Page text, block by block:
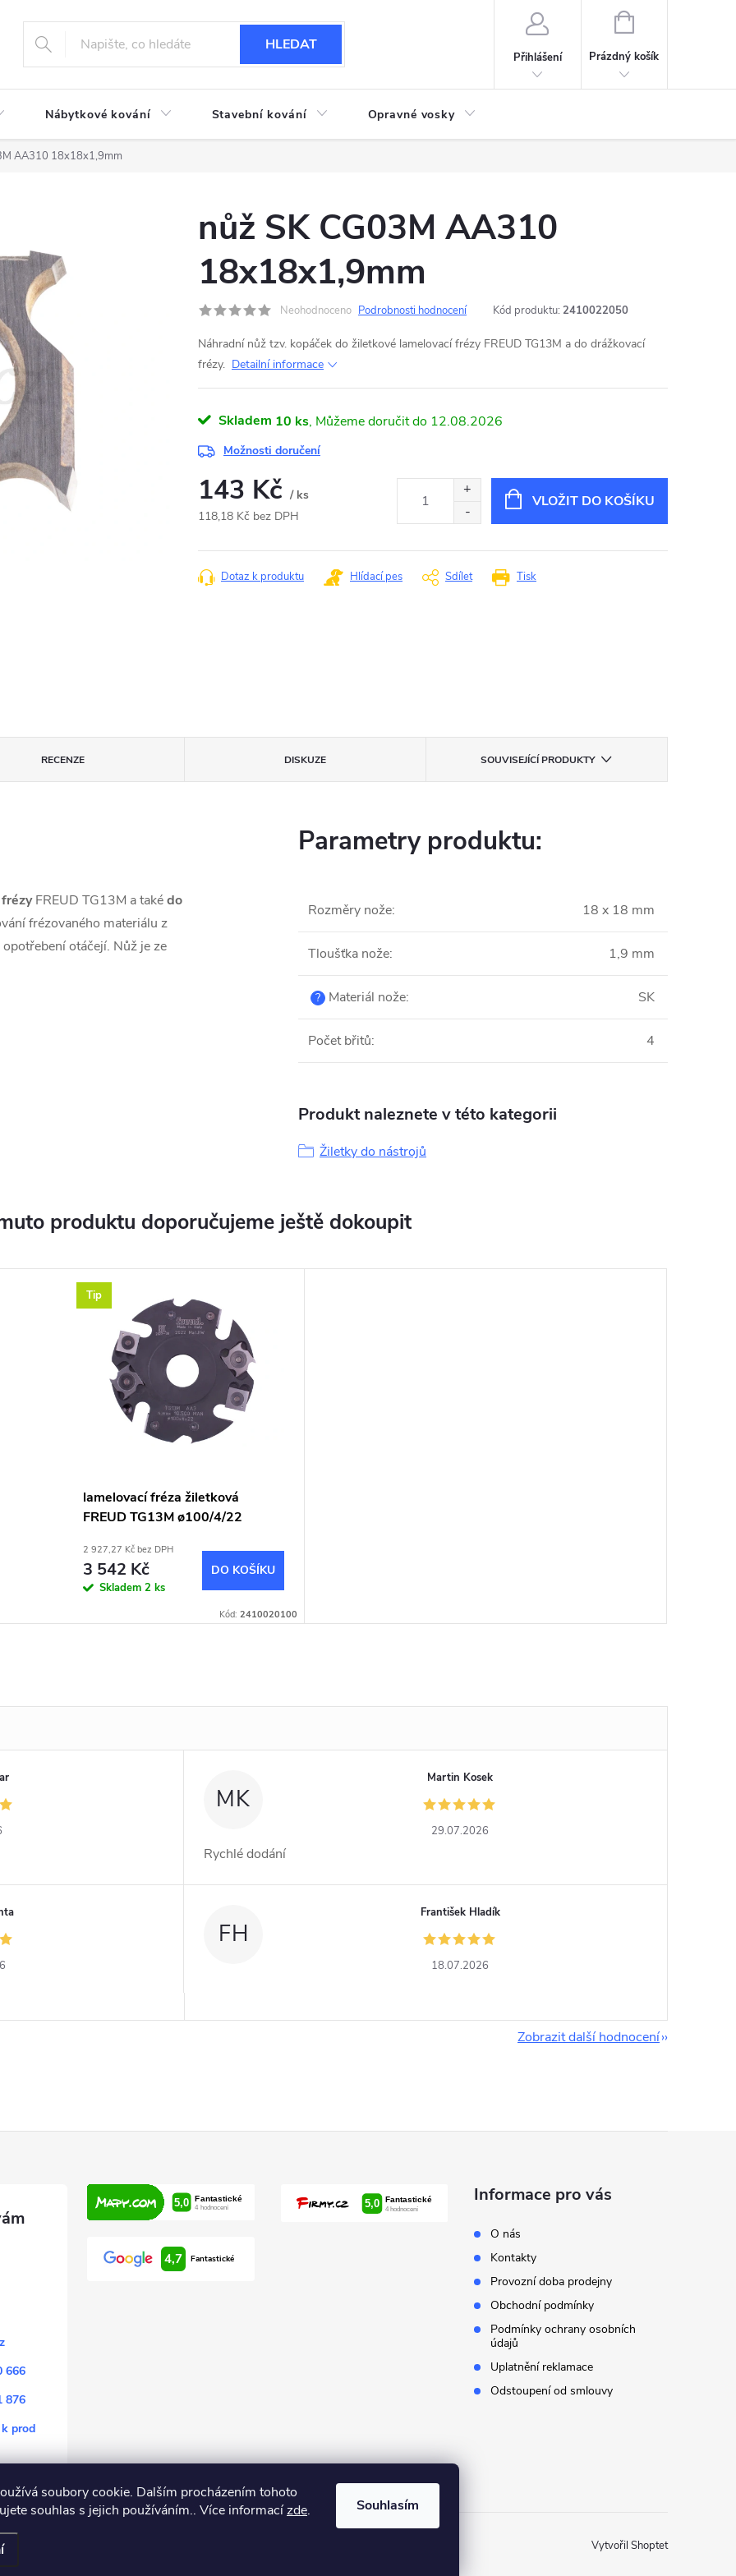
soubory cookie. Dalším procházením tohoto
souhlas s jejich používáním.. Více informacízde. Souhlasím
HLEDAT
Přihlášení
NÁKUPNÍ
Prázdný košík
Nábytkové kování Stavební kování Opravné vosky
AA310 18x18x1,9mm
nůž SK CG03M AA310
18x18x1,9mm
Neohodnoceno Podrobnosti hodnocení Kód produktu: 2410022050
Náhradní nůž tzv. kopáček do žiletkové lamelovací frézy FREUD TG13M a do drážkovací
frézy. Detailní informace
Skladem 10 ks 12.08.2026
Možnosti doručení
143 Kč / ks
118,18 Kč bez DPH
cena:
VLOŽIT DO KOŠÍKU
Tisk
Dotaz k produktu Hlídací pes Sdílet
RECENZE DISKUZE SOUVISEJÍCÍ PRODUKTY
FREUD TG13M a takédo
frézovaného materiálu z
otáčejí. Nůž je ze
Parametry produktu:
Rozměry nože: 18 x 18 mm
Tloušťka nože: 1,9 mm
? Materiál nože: SK
Počet břitů: 4
Produkt naleznete v této kategorii
Žiletky do nástrojů
produktu doporučujeme ještě dokoupit
Tip
lamelovací fréza žiletková
FREUD TG13M ø100/4/22
2 927,27 Kč bez DPH
3 542 Kč
Skladem 2 ks
DO KOŠÍKU
Kód: 2410020100
MK
Martin Kosek
29.07.2026
Rychlé dodání
FH
František Hladík
18.07.2026
Zobrazit další hodnocení
666
876
prod
4,7 Fantastické
Informace pro vás
O nás
Kontakty
Provozní doba prodejny
Obchodní podmínky
Podmínky ochrany osobních
údajů
Uplatnění reklamace
Odstoupení od smlouvy
Vytvořil Shoptet